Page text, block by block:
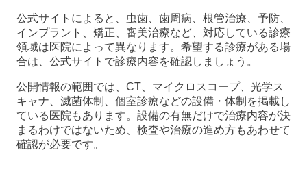
公式サイトによると、虫歯、歯周病、根管治療、予防、
インプラント、矯正、審美治療など、対応している診療
領域は医院によって異なります。希望する診療がある場
合は、公式サイトで診療内容を確認しましょう。
公開情報の範囲では、CT、マイクロスコープ、光学ス
キャナ、滅菌体制、個室診療などの設備・体制を掲載し
ている医院もあります。設備の有無だけで治療内容が決
まるわけではないため、検査や治療の進め方もあわせて
確認が必要です。